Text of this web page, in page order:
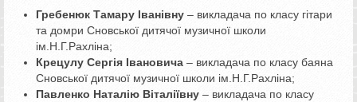
Гребенюк Тамару Іванівну – викладача по класу гітари
та домри Сновської дитячої музичної школи
ім.Н.Г.Рахліна;
Крецулу Сергія Івановича – викладача по класу баяна
Сновської дитячої музичної школи ім.Н.Г.Рахліна;
Павленко Наталію Віталіївну – викладача по класу